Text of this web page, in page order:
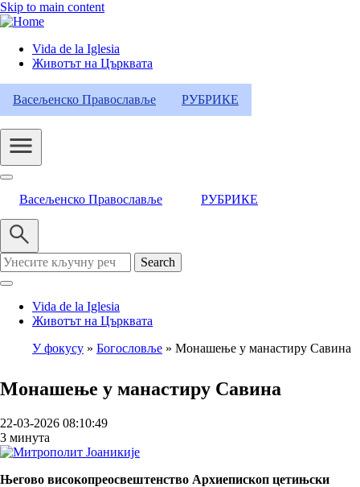
Skip to main content
Header
Category
Menu
Vida de la Iglesia
Животът на Църквата
Васељенско Православље РУБРИКЕ
Васељенско Православље РУБРИКЕ
Search
Vida de la Iglesia
Животът на Църквата
У фокусу Богословље Монашење у манастиру Савина
Монашење у манастиру Савина
22-03-2026 08:10:49
3 минута
Његово високопреосвештенство Архиепископ цетињски